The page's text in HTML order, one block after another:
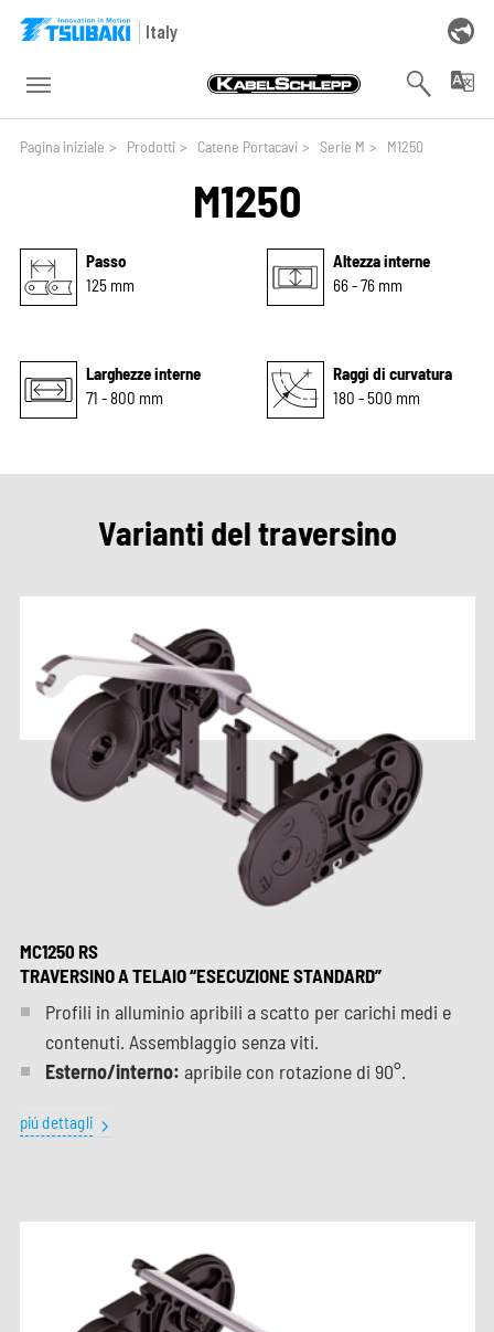
Skip to main navigation
Skip to main content
Skip to page footer
Italy
Pagina iniziale > Prodotti > Catene Portacavi > Serie M > M1250
M1250
Passo
125 mm
Altezza interne
66 - 76 mm
Larghezze interne
71 - 800 mm
Raggi di curvatura
180 - 500 mm
Varianti del traversino
MC1250 RS
TRAVERSINO A TELAIO “ESECUZIONE STANDARD”
Profili in alluminio apribili a scatto per carichi medi e
contenuti. Assemblaggio senza viti.
Esterno/interno: apribile con rotazione di 90°.
piú dettagli